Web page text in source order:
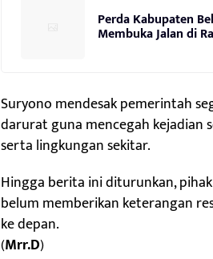
Perda Kabupaten
Membuka Jalan di
Suryono mendesak pemerintah
darurat guna mencegah kejadian
serta lingkungan sekitar.
Hingga berita ini diturunkan, pihak
belum memberikan keterangan
ke depan.
(Mrr.D)